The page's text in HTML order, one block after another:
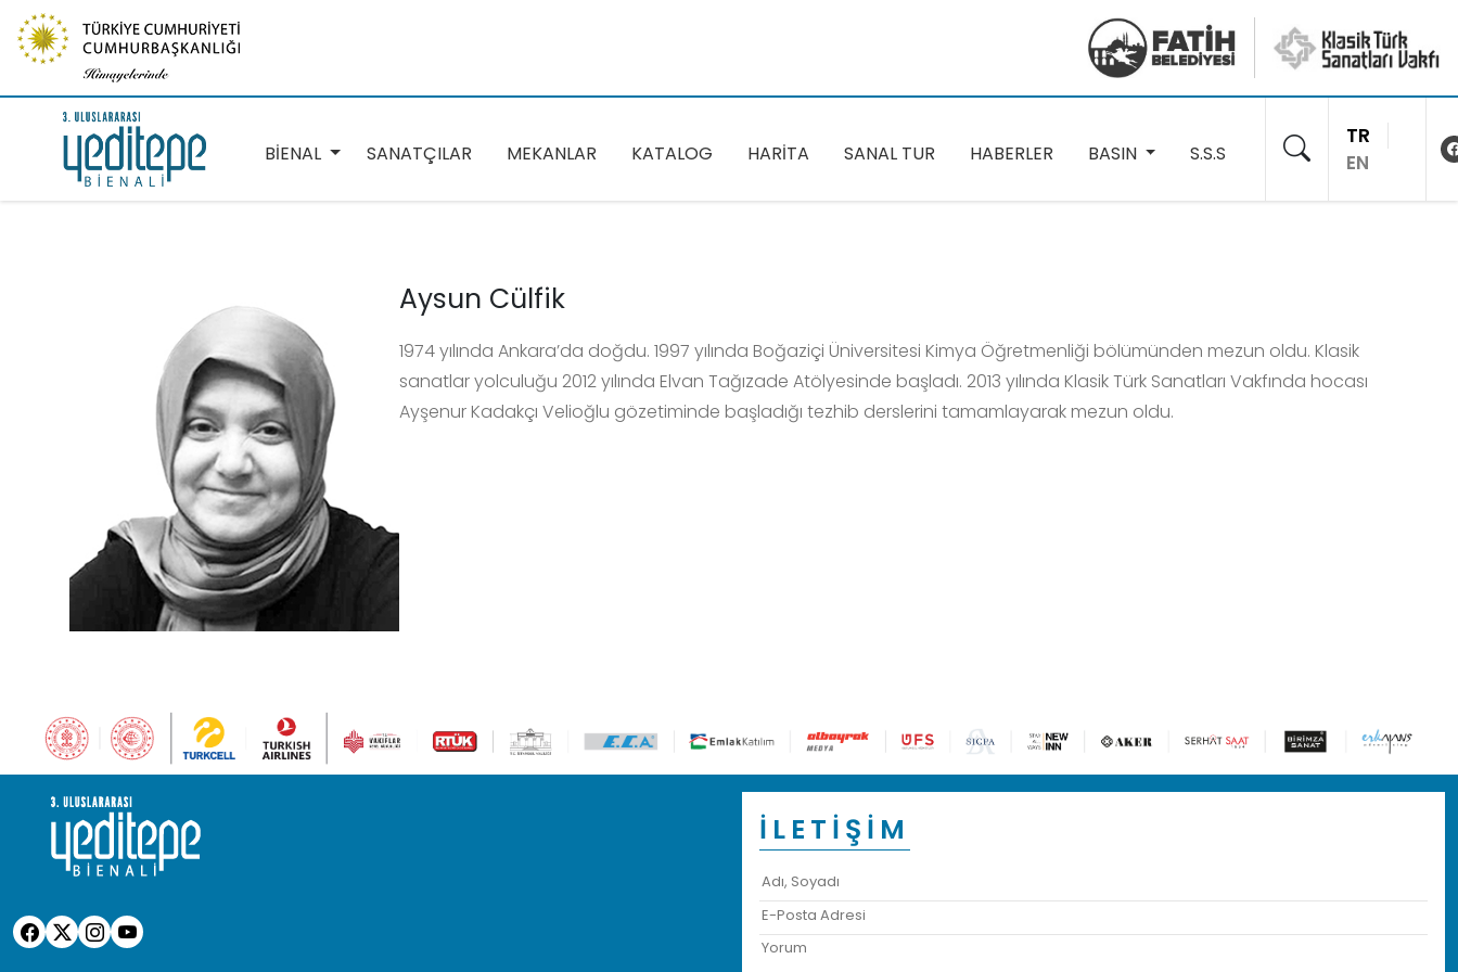
BİENAL SANATÇILAR MEKANLAR KATALOG HARİTA SANAL TUR HABERLER BASIN S.S.S
TR
EN
Aysun Cülfik
1974 yılında Ankara’da doğdu. 1997 yılında Boğaziçi Üniversitesi Kimya Öğretmenliği bölümünden mezun oldu. Klasik
sanatlar yolculuğu 2012 yılında Elvan Tağızade Atölyesinde başladı. 2013 yılında Klasik Türk Sanatları Vakfında hocası
Ayşenur Kadakçı Velioğlu gözetiminde başladığı tezhib derslerini tamamlayarak mezun oldu.
İLETİŞİM